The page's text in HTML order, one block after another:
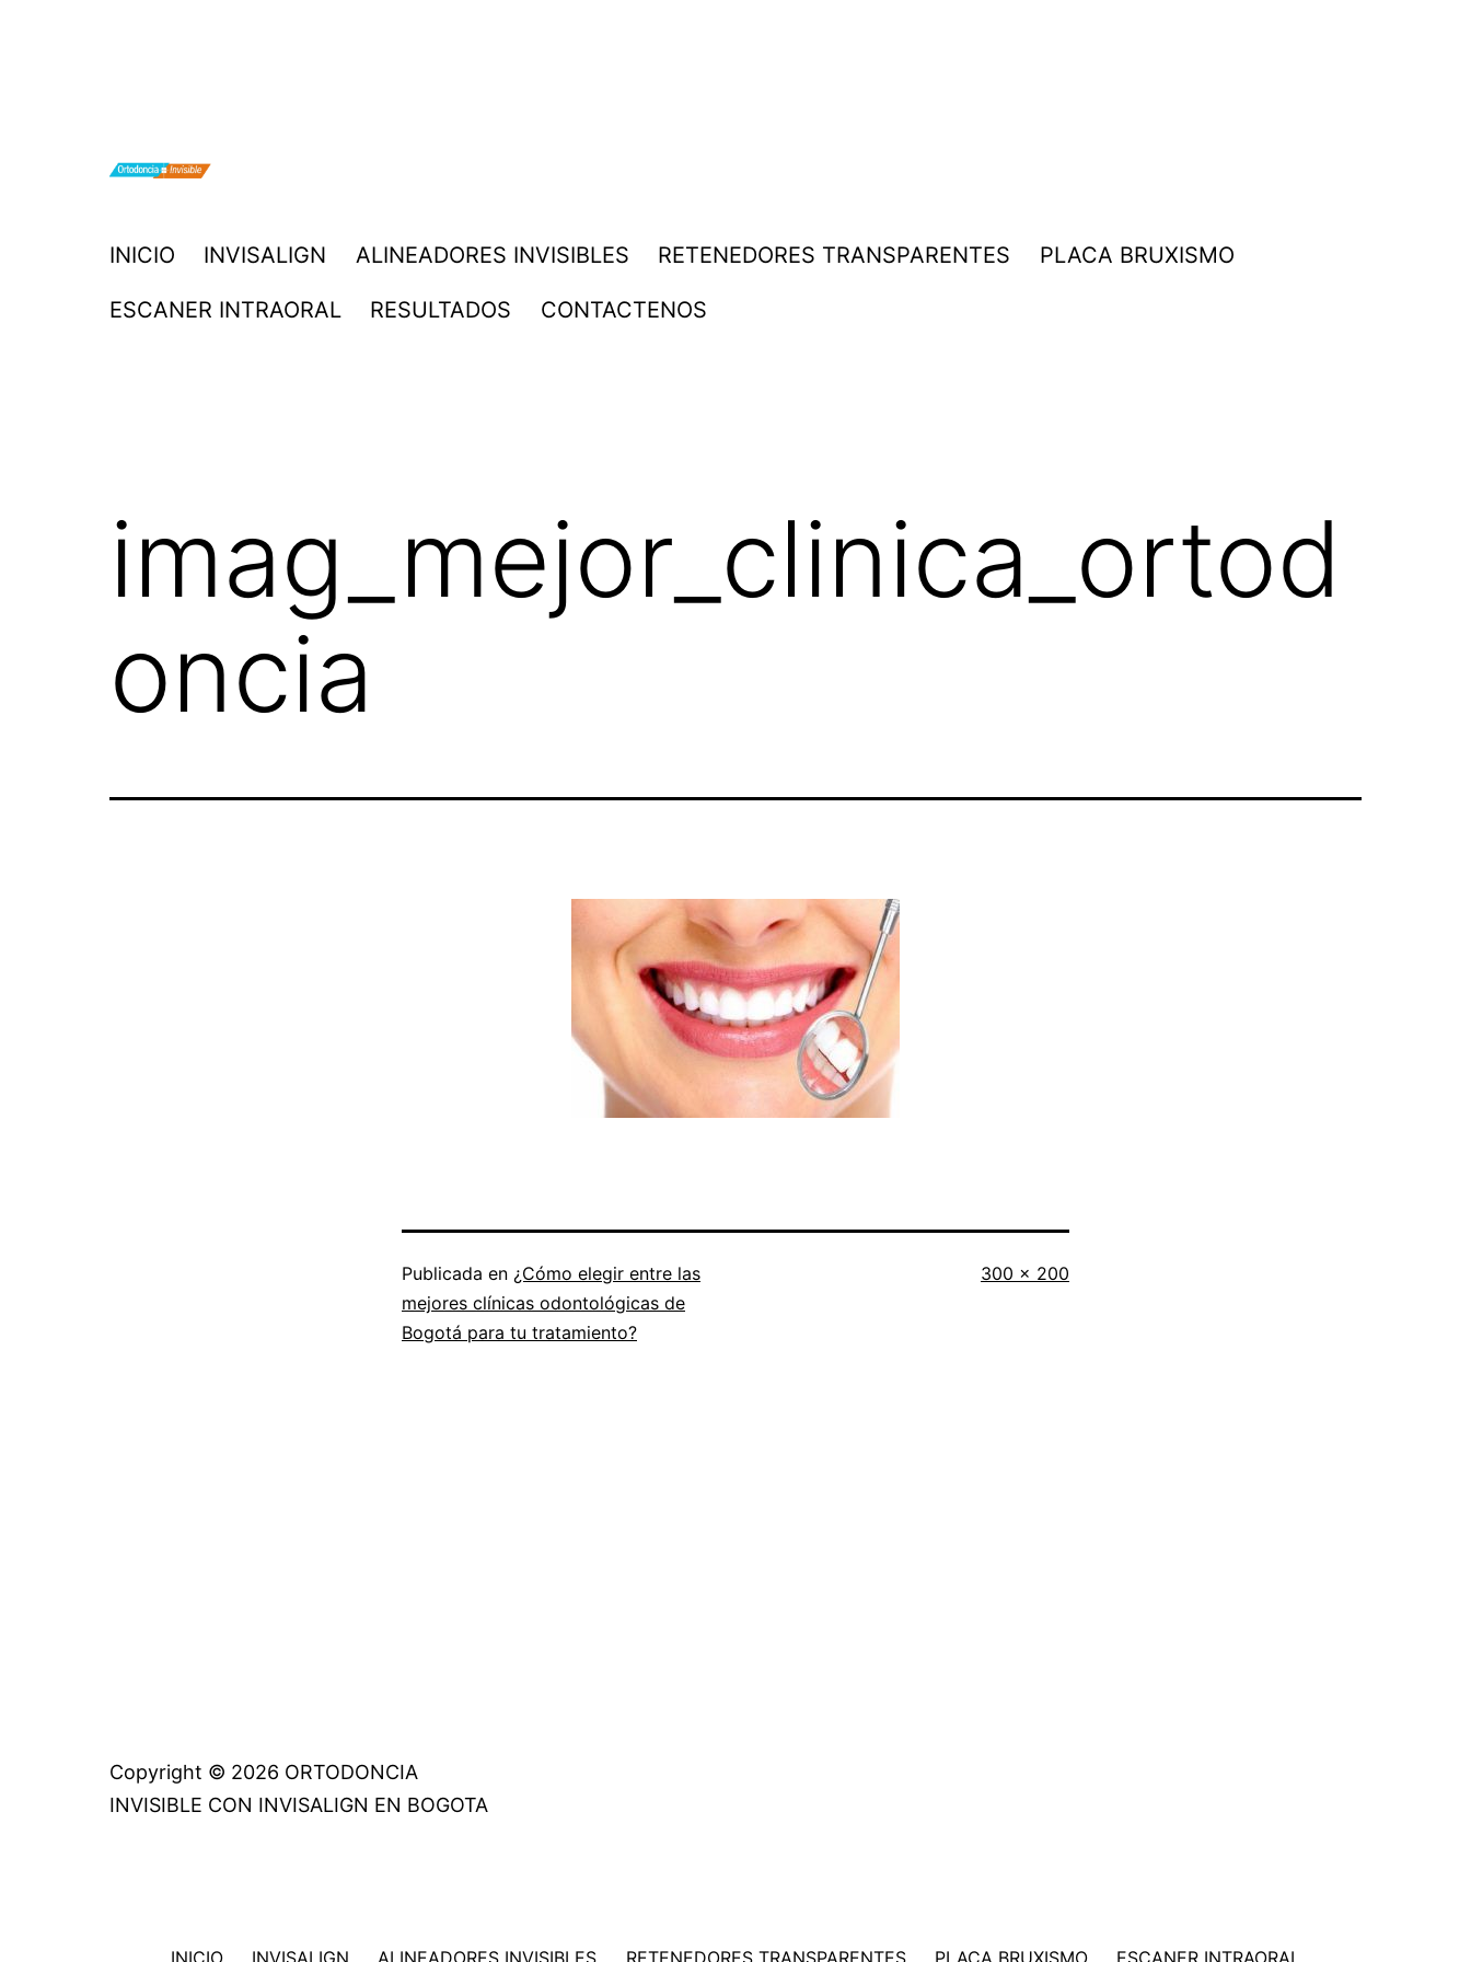
ORTODONCIA
INVISALIGN
INICIO INVISALIGN ALINEADORES INVISIBLES RETENEDORES TRANSPARENTES PLACA BRUXISMO
ESCANER INTRAORAL RESULTADOS CONTACTENOS
imag_mejor_clinica_ortod
oncia
Publicada en ¿Cómo elegir entre las
mejores clínicas odontológicas de
Bogotá para tu tratamiento?
Tamaño
300 × 200
Copyright © 2026 ORTODONCIA
INVISIBLE CON INVISALIGN EN BOGOTA
INICIO INVISALIGN ALINEADORES INVISIBLES RETENEDORES TRANSPARENTES PLACA BRUXISMO ESCANER INTRAORAL